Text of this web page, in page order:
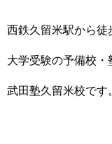
西鉄久留米駅から徒
大学受験の予備校
武田塾久留米校です